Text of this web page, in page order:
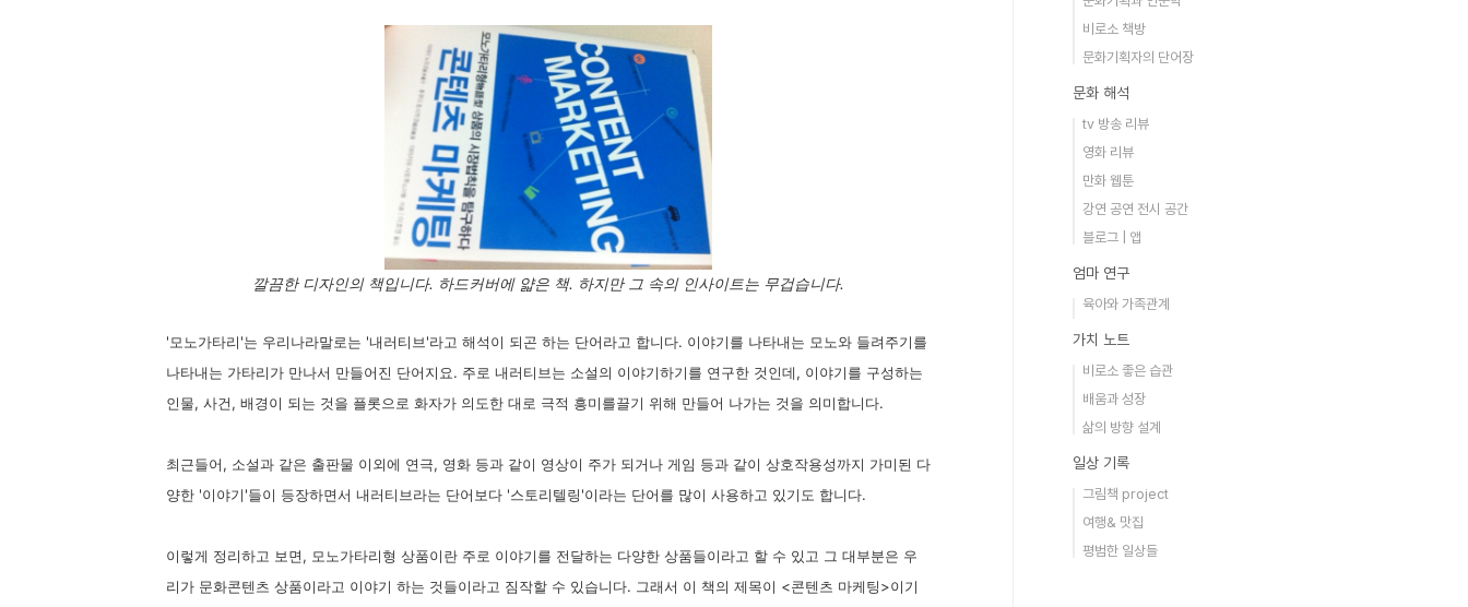
깔끔한 디자인의 책입니다. 하드커버에 얇은 책. 하지만 그 속의 인사이트는 무겁습니다.
'모노가타리'는 우리나라말로는 '내러티브'라고 해석이 되곤 하는 단어라고 합니다. 이야기를 나타내는 모노와 들려주기를
나타내는 가타리가 만나서 만들어진 단어지요. 주로 내러티브는 소설의 이야기하기를 연구한 것인데, 이야기를 구성하는
인물, 사건, 배경이 되는 것을 플롯으로 화자가 의도한 대로 극적 흥미를끌기 위해 만들어 나가는 것을 의미합니다.
최근들어, 소설과 같은 출판물 이외에 연극, 영화 등과 같이 영상이 주가 되거나 게임 등과 같이 상호작용성까지 가미된 다
양한 '이야기'들이 등장하면서 내러티브라는 단어보다 '스토리텔링'이라는 단어를 많이 사용하고 있기도 합니다.
이렇게 정리하고 보면, 모노가타리형 상품이란 주로 이야기를 전달하는 다양한 상품들이라고 할 수 있고 그 대부분은 우
리가 문화콘텐츠 상품이라고 이야기 하는 것들이라고 짐작할 수 있습니다. 그래서 이 책의 제목이 <콘텐츠 마케팅>이기
비로소 책방
문화기획자의 단어장
문화 해석
tv 방송 리뷰
영화 리뷰
만화 웹툰
강연 공연 전시 공간
블로그 | 앱
엄마 연구
육아와 가족관계
가치 노트
비로소 좋은 습관
배움과 성장
삶의 방향 설계
일상 기록
그림책 project
여행& 맛집
평범한 일상들